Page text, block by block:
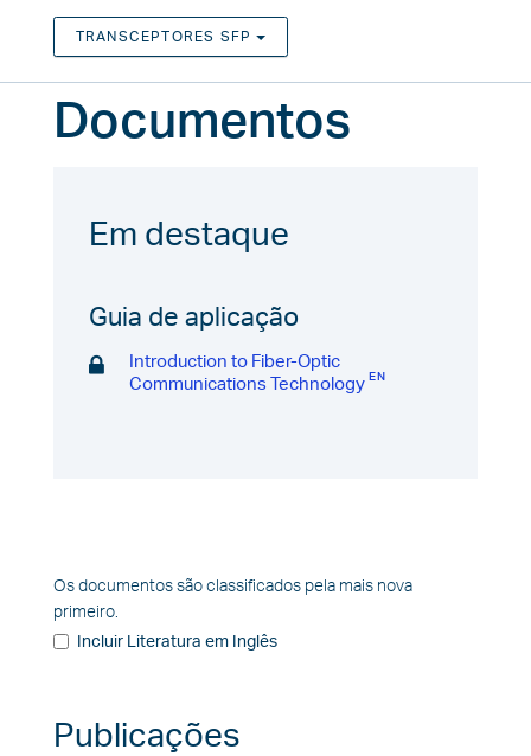
TRANSCEPTORES SFP
TOGGLE DROPDOWN
Documentos
Em destaque
Guia de aplicação
Introduction to Fiber-Optic
Communications Technology
Os documentos são classificados pela mais nova
primeiro.
Incluir Literatura em Inglês
Publicações